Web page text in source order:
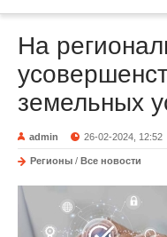
На
земельных
admin 26-02-2024, 12:52
Регионы / Все новости